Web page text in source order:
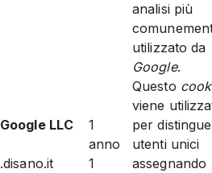
Google LLC
.disano.it
1
anno
1
analisi più
utilizzato da
Google.
Questo
viene
per
utenti unici
assegnando